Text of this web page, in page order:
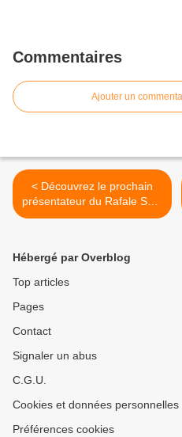
Commentaires
Ajouter un
< Découvrez le prochain
présentateur du Rafale Solo
Display
Hébergé par Overblog
Top articles
Pages
Contact
Signaler un abus
C.G.U.
Cookies et données personnelles
Préférences cookies